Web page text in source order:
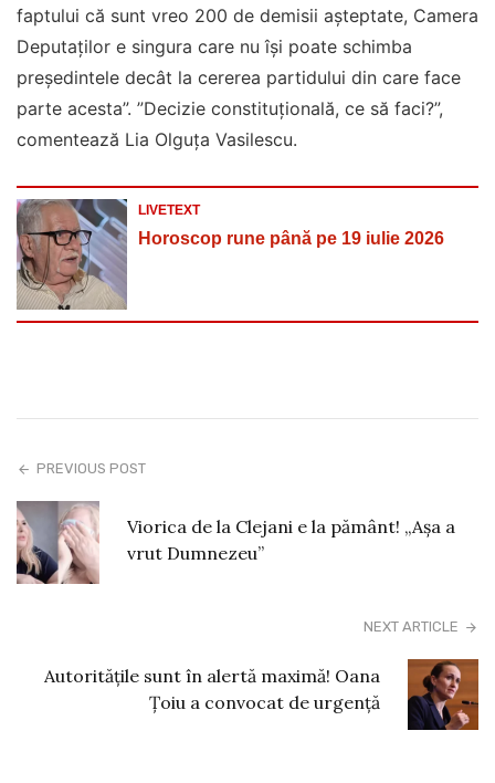
faptului că sunt vreo 200 de demisii aşteptate, Camera
Deputaţilor e singura care nu îşi poate schimba
preşedintele decât la cererea partidului din care face
parte acesta”. ”Decizie constituţională, ce să faci?”,
comentează Lia Olguţa Vasilescu.
LIVETEXT
Horoscop rune până pe 19 iulie 2026
PREVIOUS POST
Viorica de la Clejani e la pământ! „Așa a
vrut Dumnezeu”
NEXT ARTICLE
Autoritățile sunt în alertă maximă! Oana
Țoiu a convocat de urgență